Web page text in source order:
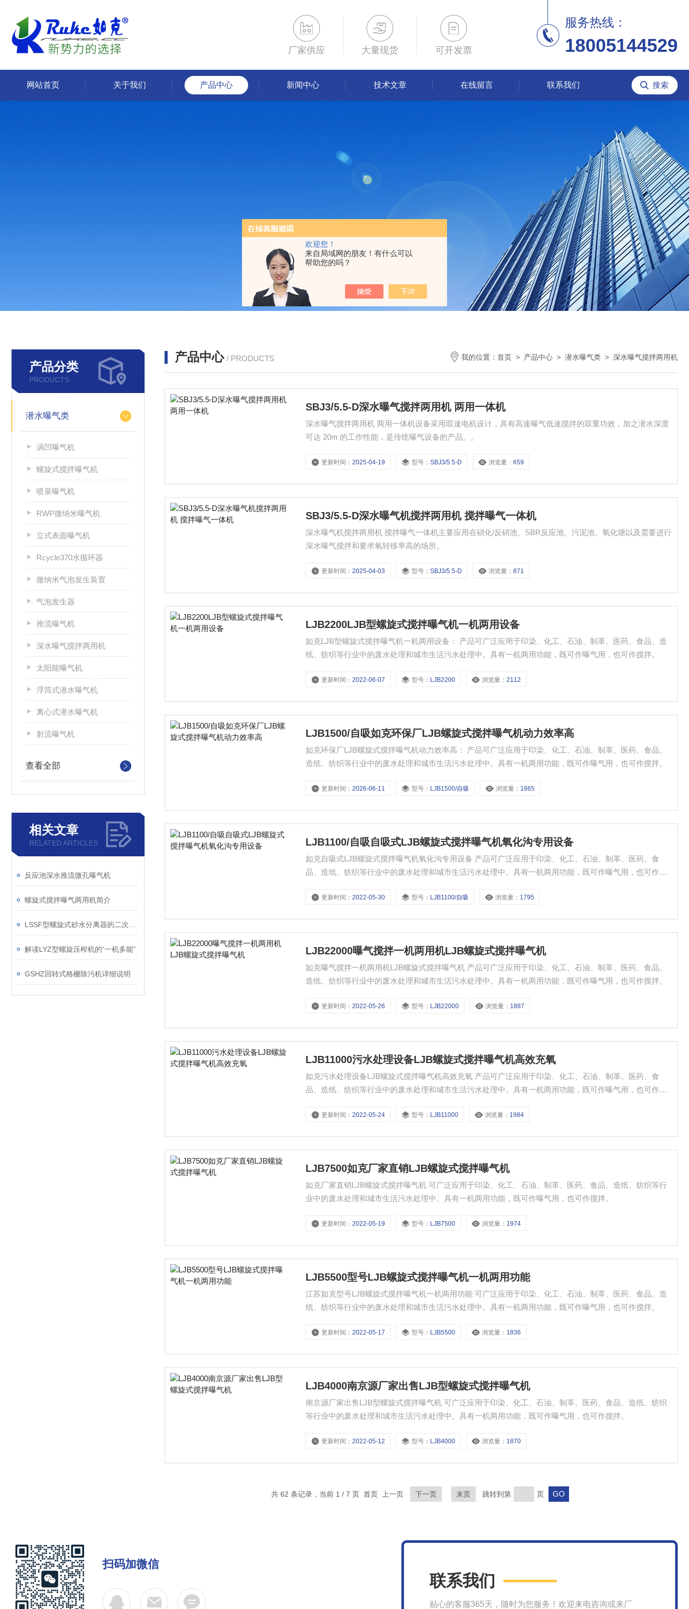
欢迎您！
来自局域网的朋友！有什么可以
帮助您的吗？
厂家供应 大量现货 可开发票
服务热线：
18005144529
网站首页 关于我们 产品中心 新闻中心 技术文章 在线留言 联系我们
产品分类
PRODUCTS
潜水曝气类
涡凹曝气机
螺旋式搅拌曝气机
喷泉曝气机
RWP微纳米曝气机
立式表面曝气机
Rcycle370水循环器
微纳米气泡发生装置
气泡发生器
推流曝气机
深水曝气搅拌两用机
太阳能曝气机
浮筒式潜水曝气机
离心式潜水曝气机
射流曝气机
查看全部
相关文章
RELATED ARTICLES
反应池深水推流微孔曝气机
螺旋式搅拌曝气两用机简介
解读LYZ型螺旋压榨机的“一机多能”
GSHZ回转式格栅除污机详细说明
产品中心 / PRODUCTS 我的位置： 首页 > 产品中心 > 潜水曝气类 > 深水曝气搅拌两用机
SBJ3/5.5-D深水曝气搅拌两用机 两用一体机
深水曝气搅拌两用机 两用一体机设备采用双速电机设计，具有高速曝气低速搅拌的双重功效，加之潜水深度
可达 20m 的工作性能，是传统曝气设备的产品。。
更新时间：2025-04-19 型号：SBJ3/5.5-D 浏览量：659
SBJ3/5.5-D深水曝气机搅拌两用机 搅拌曝气一体机
深水曝气机搅拌两用机 搅拌曝气一体机主要应用在硝化/反硝池、SBR反应池、污泥池、氧化塘以及需要进行
深水曝气搅拌和要求氧转移率高的场所。
更新时间：2025-04-03 型号：SBJ3/5.5-D 浏览量：871
LJB2200LJB型螺旋式搅拌曝气机一机两用设备
如克LJB型螺旋式搅拌曝气机一机两用设备： 产品可广泛应用于印染、化工、石油、制革、医药、食品、造
纸、纺织等行业中的废水处理和城市生活污水处理中。具有一机两用功能，既可作曝气用，也可作搅拌。
更新时间：2022-06-07 型号： LJB2200 浏览量：2112
LJB1500/自吸如克环保厂LJB螺旋式搅拌曝气机动力效率高
如克环保厂LJB螺旋式搅拌曝气机动力效率高： 产品可广泛应用于印染、化工、石油、制革、医药、食品、
造纸、纺织等行业中的废水处理和城市生活污水处理中。具有一机两用功能，既可作曝气用，也可作搅拌。
更新时间：2026-06-11 型号： LJB1500/自吸 浏览量： 1865
LJB1100/自吸自吸式LJB螺旋式搅拌曝气机氧化沟专用设备
如克自吸式LJB螺旋式搅拌曝气机氧化沟专用设备 产品可广泛应用于印染、化工、石油、制革、医药、食
品、造纸、纺织等行业中的废水处理和城市生活污水处理中。具有一机两用功能，既可作曝气用，也可作搅
更新时间：2022-05-30 型号： LJB1100/自吸 浏览量： 1795
LJB22000曝气搅拌一机两用机LJB螺旋式搅拌曝气机
如克曝气搅拌一机两用机LJB螺旋式搅拌曝气机 产品可广泛应用于印染、化工、石油、制革、医药、食品、
造纸、纺织等行业中的废水处理和城市生活污水处理中。具有一机两用功能，既可作曝气用，也可作搅拌。
更新时间：2022-05-26 型号： LJB22000 浏览量： 1887
LJB11000污水处理设备LJB螺旋式搅拌曝气机高效充氧
如克污水处理设备LJB螺旋式搅拌曝气机高效充氧 产品可广泛应用于印染、化工、石油、制革、医药、食
品、造纸、纺织等行业中的废水处理和城市生活污水处理中。具有一机两用功能，既可作曝气用，也可作搅
更新时间：2022-05-24 型号： LJB11000 浏览量： 1984
LJB7500如克厂家直销LJB螺旋式搅拌曝气机
如克厂家直销LJB螺旋式搅拌曝气机 可广泛应用于印染、化工、石油、制革、医药、食品、造纸、纺织等行
业中的废水处理和城市生活污水处理中。具有一机两用功能，既可作曝气用，也可作搅拌。
更新时间：2022-05-19 型号： LJB7500 浏览量： 1974
LJB5500型号LJB螺旋式搅拌曝气机一机两用功能
江苏如克型号LJB螺旋式搅拌曝气机一机两用功能 可广泛应用于印染、化工、石油、制革、医药、食品、造
纸、纺织等行业中的废水处理和城市生活污水处理中。具有一机两用功能，既可作曝气用，也可作搅拌。
更新时间：2022-05-17 型号： LJB5500 浏览量： 1836
LJB4000南京源厂家出售LJB型螺旋式搅拌曝气机
南京源厂家出售LJB型螺旋式搅拌曝气机 可广泛应用于印染、化工、石油、制革、医药、食品、造纸、纺织
等行业中的废水处理和城市生活污水处理中。具有一机两用功能，既可作曝气用，也可作搅拌。
更新时间：2022-05-12 型号： LJB4000 浏览量： 1870
共 62 条记录，当前 1 / 7 页 首页 上一页 下一页 末页 跳转到第 页
扫码加微信
联系我们
贴心的客服365天，随时为您服务！欢迎来电咨询或来厂